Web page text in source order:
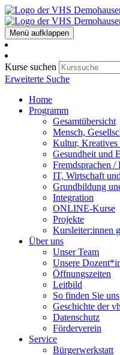
Menü aufklappen
Kurse suchen
Erweiterte Suche
Home
Programm
Gesamtübersicht
Mensch,
Kultur, Kreatives
Gesundheit und
Fremdsprachen /
IT, Wirtschaft
Grundbildung
Integration
ONLINE-Kurse
Projekte
Kursleiter:innen
Über uns
Unser Team
Unsere
Öffnungszeiten
Leitbild
So finden Sie uns
Geschichte der
Datenschutz
Förderverein
Service
Bürgerwerkstatt